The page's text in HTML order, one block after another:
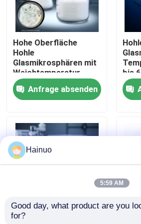
Über uns
Fabrik Tour
Qualitätskontrolle
Kontakt
Nachrichten
Hohle Glasmikrosphären
Hohe Oberfläche
Hohle
Glasmikrosphären mit
Weichtemperatur
855°C und
ausgezeichneter
chemischer
Anfrage absenden
bis
Hohle
Hainuo
5:59 AM
Good day, what product are you
for?